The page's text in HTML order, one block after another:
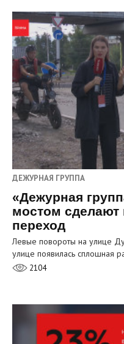
ДЕЖУРНАЯ ГРУППА
«Дежурная
мостом
переход
Левые повороты на улице
улице появилась сплошная
2104